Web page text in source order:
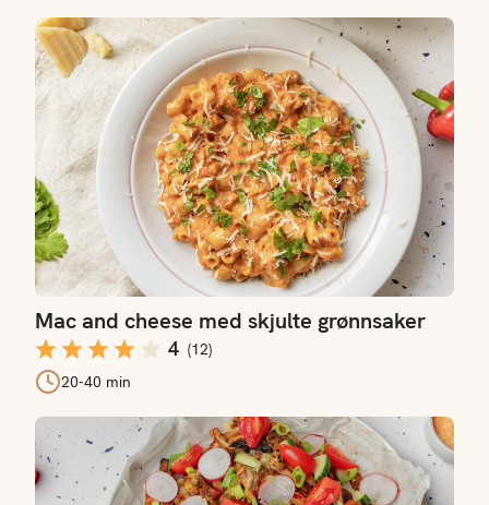
Mac and cheese med skjulte grønnsaker
4 (12)
20-40 min
Mac and cheese med skjulte grønnsaker
Dirty fries - pommes frites med taco